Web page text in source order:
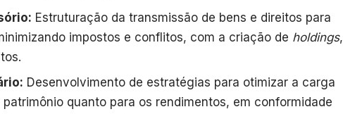
Estruturação da transmissão de bens e direitos para
impostos e conflitos, com a criação de holdings,
Desenvolvimento de estratégias para otimizar a carga
quanto para os rendimentos, em conformidade